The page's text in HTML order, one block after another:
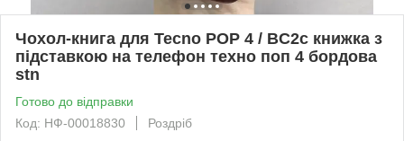
Чохол-книга для Tecno POP 4 / BC2c книжка з
підставкою на телефон техно поп 4 бордова
stn
Готово до відправки
Код: НФ-00018830
Роздріб